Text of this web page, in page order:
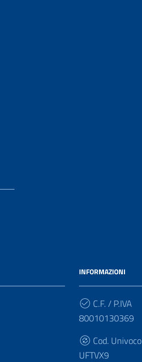
INFORMAZIONI
C.F. / P.IVA
80010130369
Cod. Univoco
UFTVX9